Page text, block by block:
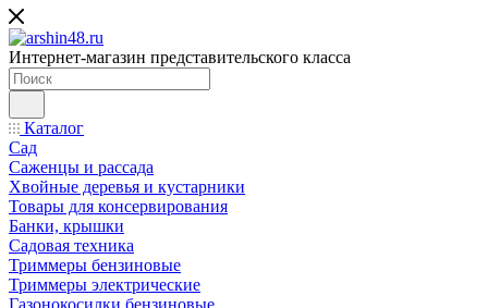
Интернет-магазин представительского класса
Каталог
Сад
Саженцы и рассада
Хвойные деревья и кустарники
Товары для консервирования
Банки, крышки
Садовая техника
Триммеры бензиновые
Триммеры электрические
Газонокосилки бензиновые